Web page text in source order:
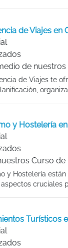
de Viajes en
de
de Viajes te
y Hostelería en
Curso
y Hostelería
cruciales
Turísticos